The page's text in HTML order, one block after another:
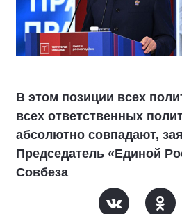
В этом позиции всех
всех ответственных
абсолютно совпадают,
Председатель «Единой
Совбеза